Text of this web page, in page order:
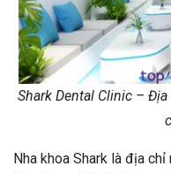
Shark Dental Clinic –
Nha khoa Shark là địa